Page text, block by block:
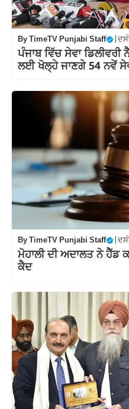
ByTimeTV Punjabi Staff
ਪੰਜਾਬ ਵਿੱਚ ਸੇਵਾ
ਲਈ ਖੋਲ੍ਹੇ ਜਾਣਗੇ 54 ਨਵੇਂ
ByTimeTV Punjabi Staff
ਮੋਹਾਲੀ ਦੀ ਅਦਾਲਤ ਨੇ ਹੈੱਡ
ਕੈਦ